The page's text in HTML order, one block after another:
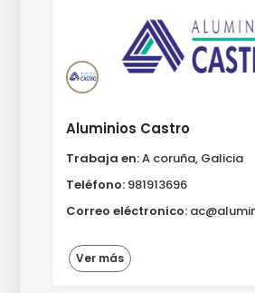
Aluminios Castro
Trabaja en:A coruña, Galicia
Teléfono: 981913696
Correo eléctronico:
Ver más